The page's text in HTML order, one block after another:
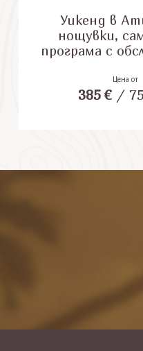
Уикенд в
нощувки,
програма с
Цена от
385 € /